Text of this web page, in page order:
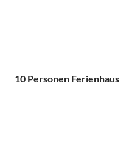
10 Personen Ferienhaus